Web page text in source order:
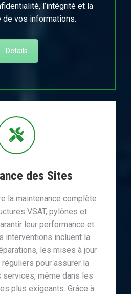
l’intégrité et la
vos informations.
Details
des Sites
la maintenance complète
VSAT, pylônes et
leur performance et
interventions incluent la
les mises à jour
pour assurer la
même dans les
plus exigeants. Grâce à